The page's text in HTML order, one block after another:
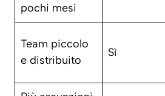
pochi mesi
Team piccolo
e distribuito
Sì